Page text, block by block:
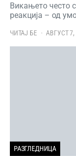
Викањето често
реакција – од
ЧИТАЈ БЕ АВГУСТ 7,
РАЗГЛЕДНИЦА